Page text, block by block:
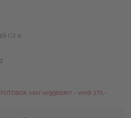
f/2.8
eller veggbilder! - verdi 379,-